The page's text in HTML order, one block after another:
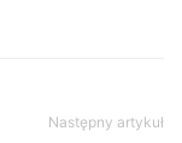
Następny artykuł